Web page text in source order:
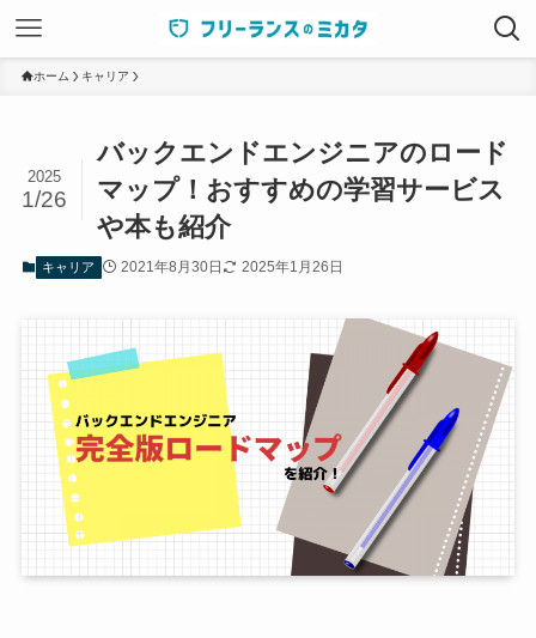
ホーム キャリア
バックエンドエンジニアのロード
マップ！おすすめの学習サービス
や本も紹介
2025
1/26
キャリア 2021年8月30日 2025年1月26日